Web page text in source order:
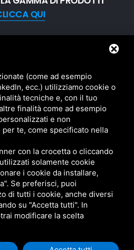
QUI
0532 91276
12 - 44124 FERRARA
01135670386
policy Sitemap
reCAPTCHA v3,Privacy Policye Terms of
(come ad esempio
ecc.) utilizziamo cookie o
tecniche e, con il tuo
finalità come ad esempio
e non
te, come specificato nella
con la crocetta o cliccando
solamente cookie
i cookie da installare,
Se preferisci, puoi
di tutti i cookie, anche diversi
su "Accetta tutti". In
modificare la scelta